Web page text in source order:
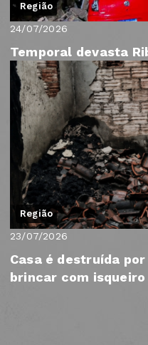
Região
24/07/2026
Temporal devasta
Região
23/07/2026
Casa é destruída
brincar com